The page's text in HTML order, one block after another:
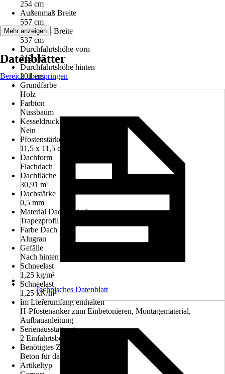
254 cm
Außenmaß Breite
557 cm
Innenmaß Breite
537 cm
Durchfahrtshöhe vorn
212 cm
Durchfahrtshöhe hinten
201 cm
Grundfarbe
Holz
Farbton
Nussbaum
Kesseldruckimprägniert
Nein
Pfostenstärke
11,5 x 11,5 cm
Dachform
Flachdach
Dachfläche
30,91 m²
Dachstärke
0,5 mm
Material Dacheindeckung
Trapezprofil Aluminium
Farbe Dach
Alugrau
Gefälle
Nach hinten
Schneelast
1,25 kg/m²
Schneelast
1,25 kN/m²
Im Lieferumfang enthalten
H-Pfostenanker zum Einbetonieren, Montagematerial,
Aufbauanleitung
Serienausstattung
2 Einfahrtsbögen, Pfostenanker
Benötigtes Zubehör
Beton für das Fundament
Artikeltyp
Mehr anzeigen
Datenblätter
Bereich überspringen
Technisches Datenblatt